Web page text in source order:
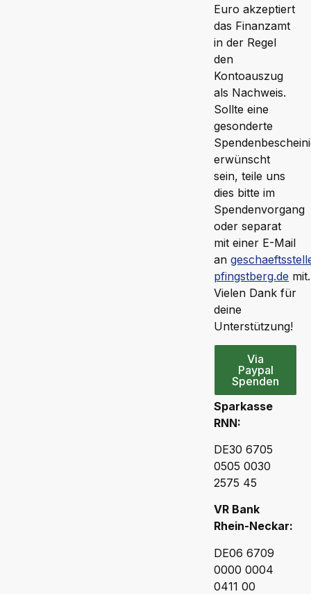
Euro akzeptiert
das Finanzamt
in der Regel
den
Kontoauszug
als Nachweis.
Sollte eine
gesonderte
erwünscht
sein, teile uns
dies bitte im
Spendenvorgang
oder separat
mit einer E-Mail
an
pfingstberg.de mit.
Vielen Dank für
deine
Unterstützung!
Via
Paypal
Spenden
Sparkasse
RNN:
DE30 6705
0505 0030
2575 45
VR Bank
Rhein-Neckar:
DE06 6709
0000 0004
0411 00